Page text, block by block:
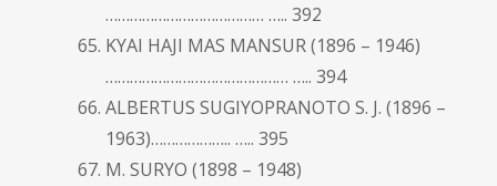
………………………………… ….. 392
KYAI HAJI MAS MANSUR (1896 – 1946)
……………………………………… ….. 394
ALBERTUS SUGIYOPRANOTO S. J. (1896 –
1963)……………….. ….. 395
M. SURYO (1898 – 1948)